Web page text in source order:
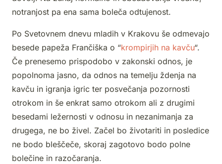
notranjost pa ena sama boleča odtujenost.
Po Svetovnem dnevu mladih v Krakovu še odmevajo
besede papeža Frančiška o “krompirjih na kavču“.
Če prenesemo prispodobo v zakonski odnos, je
popolnoma jasno, da odnos na temelju ždenja na
kavču in igranja igric ter posvečanja pozornosti
otrokom in še enkrat samo otrokom ali z drugimi
besedami ležernosti v odnosu in nezanimanja za
drugega, ne bo živel. Začel bo životariti in posledice
ne bodo bleščeče, skoraj zagotovo bodo polne
bolečine in razočaranja.